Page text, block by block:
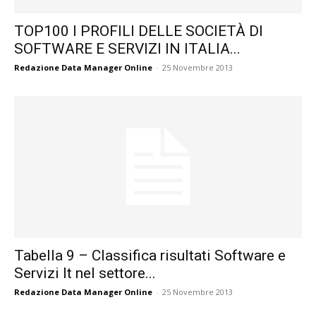
TOP100 I PROFILI DELLE SOCIETÀ DI
SOFTWARE E SERVIZI IN ITALIA...
Redazione Data Manager Online - 25 Novembre 2013
Tabella 9 – Classifica risultati Software e
Servizi It nel settore...
Redazione Data Manager Online - 25 Novembre 2013